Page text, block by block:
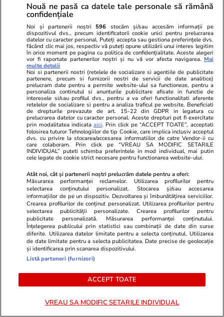
Mesaje de Sfânta Teodora – urări pe care să le
transmiți sărbătoriților
Avertisment Microsoft pentru
turiști: hackerii ruși îți pot fura
parolele și datele când te
conectezi la Wi-Fi-ul hotelului
Orașul din
o bere cu
Topul
de
Lifestyle
Cum se scrie corect: bineînțeles
Nouă ne pasă ca datele tale personale să rămână
confidențiale
Noi și partenerii noștri 596 stocăm și/sau accesăm informații pe
dispozitivul dvs., precum identificatorii cookie unici pentru prelucrarea
datelor cu caracter personal. Puteți accepta sau gestiona preferințele dvs.
făcând clic mai jos, respectiv vă puteți opune utilizării unui interes legitim
în orice moment pe pagina cu politica de confidențialitate. Aceste alegeri
vor fi raportate partenerilor noștri și nu vă vor afecta navigarea. Mai
multe detalii
Noi si partenerii nostri (retelele de socializare si agentiile de publicitate
partenere, precum si furnizorii nostri de servicii de date analitice)
prelucram date pentru a permite website-ului sa functioneze, pentru a
personaliza continutul si anunturile publicitare afisate in functie de
interesele si/sau profilul dvs., pentru a va oferi functionalitati aferente
retelelor de socializare si pentru a analiza traficul pe website. Beneficiati
de drepturile prevazute de art. 15-22 din GDPR in legatura cu
prelucrarea datelor cu caracter personal. Aceste drepturi pot fi exercitate
prin modalitatea indicataaici. Prin click pe “ACCEPT TOATE”, acceptati
folosirea tuturor Tehnologiilor de tip Cookie, care implica inclusiv acceptul
dvs. cu privire la stocarea/accesarea informatiilor de catre Vendor-ii cu
care colaboram. Prin click pe “VREAU SA MODIFIC SETARILE
INDIVIDUAL” puteti schimba preferintele in mod individual, mai putin
cele legate de cookie strict necesare pentru functionarea website-ului.
Atât noi, cât și partenerii noștri prelucrăm datele pentru a oferi:
Măsurarea performanței reclamelor. Utilizarea profilurilor pentru
selectarea conținutului personalizat. Stocarea și/sau accesarea
informațiilor de pe un dispozitiv. Dezvoltarea și îmbunătățirea serviciilor.
Crearea profilurilor de conținut personalizat. Utilizarea profilurilor pentru
selectarea publicității personalizate. Crearea profilurilor pentru
publicitate personalizată. Măsurarea performanței conținutului.
Înțelegerea publicului prin statistici sau combinații de date din surse
diferite. Utilizarea datelor limitate pentru a selecta conținutul. Utilizarea
de date limitate pentru a selecta publicitatea. Date precise de geolocație
și identificarea prin scanarea dispozitivului.
Listă parteneri (furnizori)
ACCEPT TOATE
VREAU SA MODIFIC SETARILE INDIVIDUAL